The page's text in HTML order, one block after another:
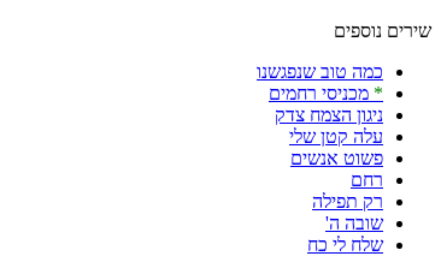
שירים נוספים
כמה טוב שנפגשנו
* מכניסי רחמים
ניגון הצמח צדק
עלה קטן שלי
פשוט אנשים
רחם
רק תפילה
שובה ה'
שלח לי כח